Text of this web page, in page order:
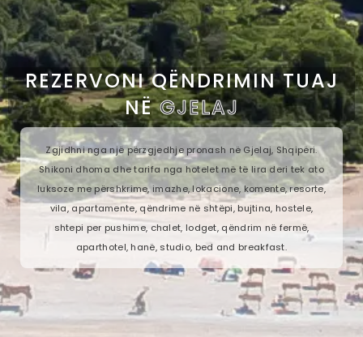
REZERVONI QËNDRIMIN TUAJ
NËGJELAJ
Zgjidhni nga një përzgjedhje pronash në Gjelaj, Shqipëri.
Shikoni dhoma dhe tarifa nga hotelet më të lira deri tek ato
luksoze me përshkrime, imazhe, lokacione, komente, resorte,
vila, apartamente, qëndrime në shtëpi, bujtina, hostele,
shtepi per pushime, chalet, lodget, qëndrim në fermë,
aparthotel, hanë, studio, bed and breakfast.